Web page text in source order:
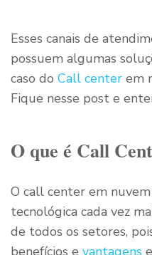
Esses canais de
possuem algumas
caso do Call center em
Fique nesse post e
O que é Call
O call center em
tecnológica cada vez
de todos os setores,
benefícios e vantagens